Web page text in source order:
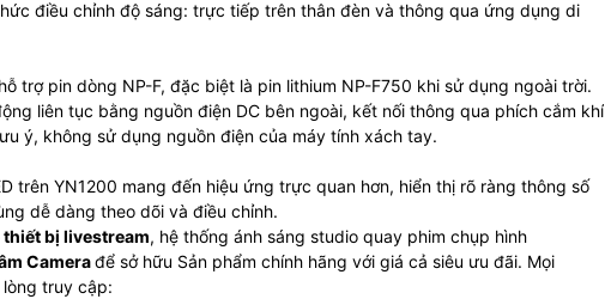
điều chỉnh độ sáng: trực tiếp trên thân đèn và thông qua ứng dụng di
trợ pin dòng NP-F, đặc biệt là pin lithium NP-F750 khi sử dụng ngoài trời.
liên tục bằng nguồn điện DC bên ngoài, kết nối thông qua phích cắm khí
ý, không sử dụng nguồn điện của máy tính xách tay.
trên YN1200 mang đến hiệu ứng trực quan hơn, hiển thị rõ ràng thông số
dễ dàng theo dõi và điều chỉnh.
thiết bị livestream, hệ thống ánh sáng studio quay phim chụp hình
Camerađể sở hữu Sản phẩm chính hãng với giá cả siêu ưu đãi. Mọi
truy cập: